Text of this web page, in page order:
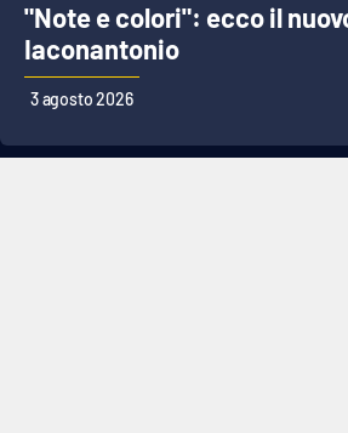
"Note e colori": ecco il
Iaconantonio
3 agosto 2026